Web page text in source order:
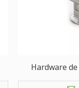
Hardware
serviço de